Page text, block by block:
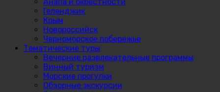
Анапа и окрестности
Геленджик
Крым
Новороссийск
Черноморское побережье
Тематические туры
Вечерние развлекательные программы
Винный туризм
Морские прогулки
Обзорные экскурсии